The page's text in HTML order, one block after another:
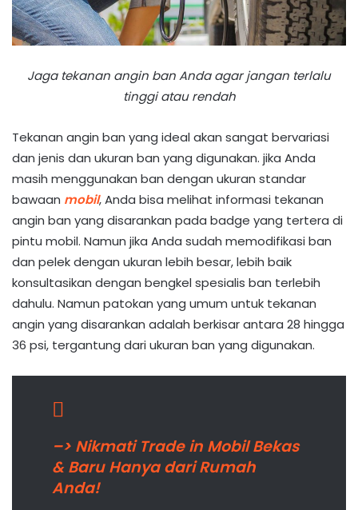
Jaga tekanan angin ban Anda agar jangan terlalu
tinggi atau rendah
Tekanan angin ban yang ideal akan sangat bervariasi
dan jenis dan ukuran ban yang digunakan. jika Anda
masih menggunakan ban dengan ukuran standar
bawaan mobil, Anda bisa melihat informasi tekanan
angin ban yang disarankan pada badge yang tertera di
pintu mobil. Namun jika Anda sudah memodifikasi ban
dan pelek dengan ukuran lebih besar, lebih baik
konsultasikan dengan bengkel spesialis ban terlebih
dahulu. Namun patokan yang umum untuk tekanan
angin yang disarankan adalah berkisar antara 28 hingga
36 psi, tergantung dari ukuran ban yang digunakan.
–> Nikmati Trade in Mobil Bekas
& Baru Hanya dari Rumah
Anda!